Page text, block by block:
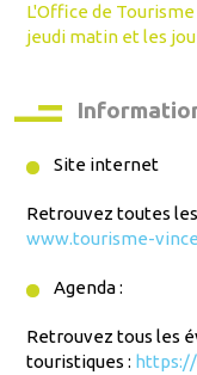
L'Office de
jeudi matin et les
Site internet
Retrouvez toutes
www.tourisme-
Agenda :
Retrouvez tous les
touristiques :